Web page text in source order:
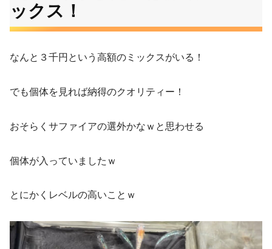
ックス！
なんと３千円という高額のミックスがいる！
でも個体を見れば納得のクオリティー！
おそらくサファイアの選外かなｗと思わせる
個体が入っていましたｗ
とにかくレベルの高いことｗ